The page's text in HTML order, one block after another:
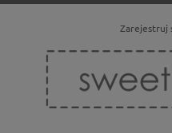
Zarejestruj